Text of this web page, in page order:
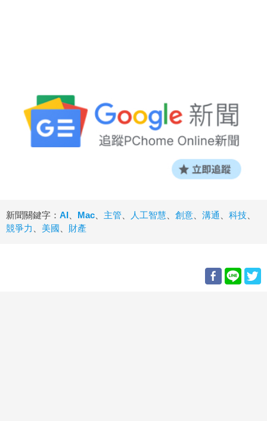
新聞關鍵字： AI Mac 主管 人工智慧 創意 溝通 科技
競爭力
美國 財產